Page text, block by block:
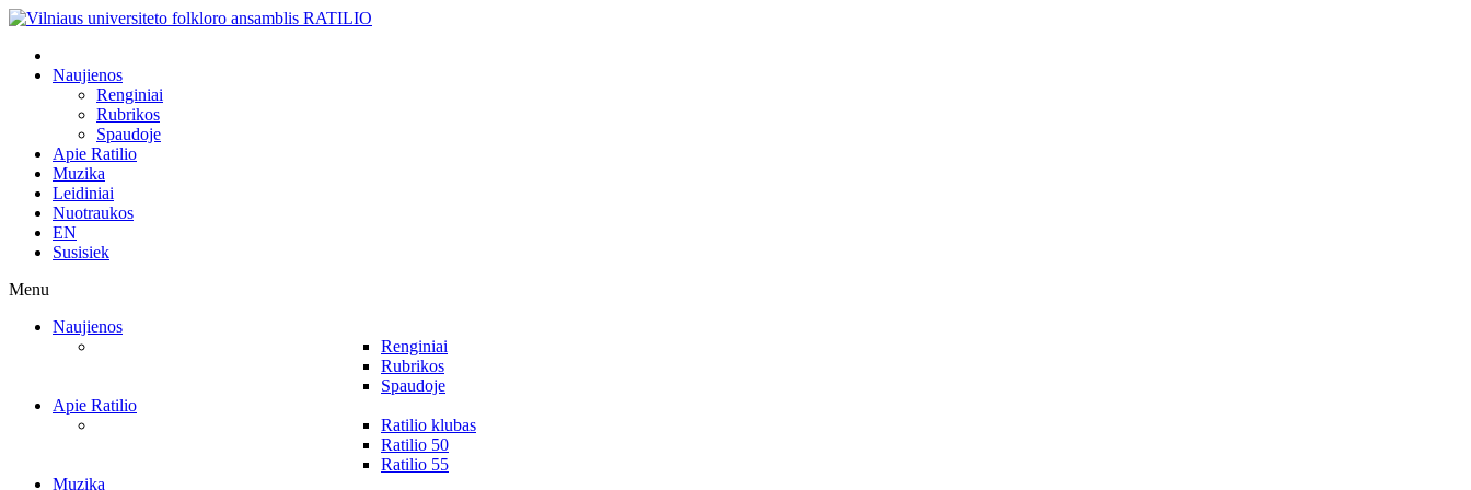
Naujienos
Renginiai
Rubrikos
Spaudoje
Apie Ratilio
Muzika
Leidiniai
Nuotraukos
EN
Susisiek
Menu
Naujienos
Renginiai
Rubrikos
Spaudoje
Apie Ratilio
Ratilio klubas
Ratilio 50
Ratilio 55
Muzika